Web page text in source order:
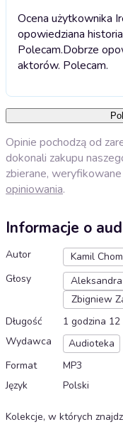
Ocena użytkownika
opowiedziana
Polecam.Dobrze
aktorów. Polecam.
Opinie pochodzą od
dokonali zakupu
zbierane,
opiniowania.
Informacje o
Autor
Kamil
Głosy
Zbigniew
Długość
1 godzina
Wydawca
Audioteka
Format
MP3
Język
Polski
Kolekcje, w których